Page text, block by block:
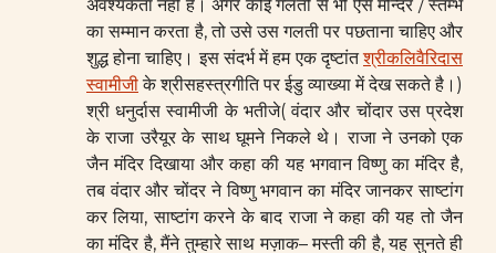
अवश्यकता नहीं है। अगर कोई गलती से भी ऐसे मन्दिर / स्तम्भ
का सम्मान करता है, तो उसे उस गलती पर पछताना चाहिए और
शुद्ध होना चाहिए। इस संदर्भ में हम एक दृष्टांतश्रीकलिवैरिदास
स्वामीजीके श्रीसहस्त्रगीति पर ईडु व्याख्या में देख सकते है।)
श्री धनुर्दास स्वामीजी के भतीजे( वंदार और चोंदार उस प्रदेश
के राजा उरैयूर के साथ घूमने निकले थे। राजा ने उनको एक
जैन मंदिर दिखाया और कहा की यह भगवान विष्णु का मंदिर है,
तब वंदार और चोंदर ने विष्णु भगवान का मंदिर जानकर साष्टांग
कर लिया, साष्टांग करने के बाद राजा ने कहा की यह तो जैन
का मंदिर है, मैंने तुम्हारे साथ मज़ाक– मस्ती की है, यह सुनते ही